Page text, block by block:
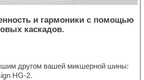
и гармоники с помощью
каскадов.
другом вашей микшерной шины:
HG-2.